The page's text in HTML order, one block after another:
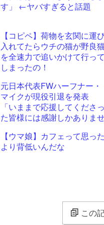
す」 ←ヤバすぎると話題
【コピペ】荷物を玄関に運
入れてたらウチの猫が野良
を全速力で追いかけて行って
しまったの！
元日本代表FWハーフナー・
マイクが現役引退を発表
「いままで応援してくださっ
た皆様には感謝しかありま
【ウマ娘】カフェって思った
より背低いんだな
この